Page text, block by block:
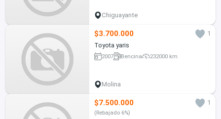
Chiguayante
$3.700.000
1
Toyota yaris
2007 Bencina 232000 km
Molina
$7.500.000 1
(Rebajado 6%)